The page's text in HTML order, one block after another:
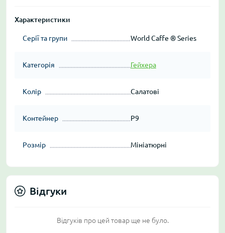
Характеристики
Серії та групи World Caffe ® Series
Категорія Гейхера
Колір Салатові
Контейнер P9
Розмір Мініатюрні
Відгуки
Відгуків про цей товар ще не було.